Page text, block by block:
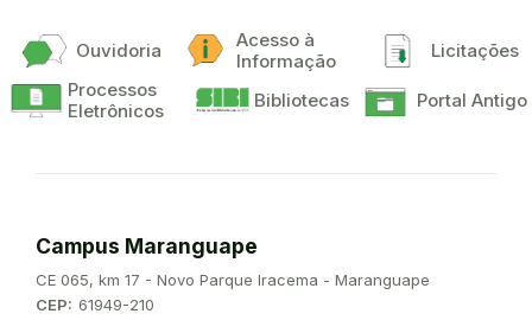
Ouvidoria
Acesso à
Informação
Licitações
Processos
Eletrônicos
Bibliotecas Portal Antigo
Campus Maranguape
Endereço:
CE 065, km 17 - Novo Parque Iracema - Maranguape
CEP: 61949-210